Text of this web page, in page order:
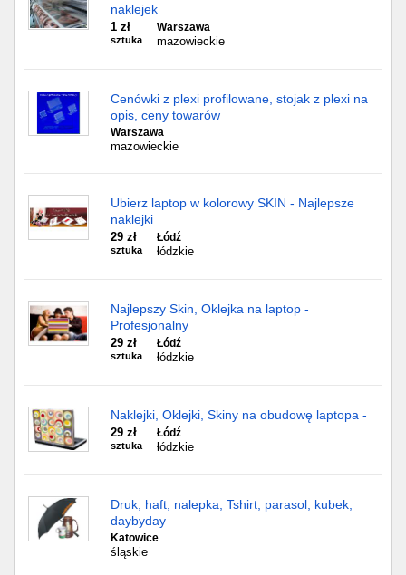
naklejek
1 zł
sztuka
Warszawa
mazowieckie
Cenówki z plexi profilowane, stojak z plexi na
opis, ceny towarów
Warszawa
mazowieckie
Ubierz laptop w kolorowy SKIN - Najlepsze
naklejki
29 zł
sztuka
Łódź
łódzkie
Najlepszy Skin, Oklejka na laptop -
Profesjonalny
29 zł
sztuka
Łódź
łódzkie
Naklejki, Oklejki, Skiny na obudowę laptopa -
29 zł
sztuka
Łódź
łódzkie
Druk, haft, nalepka, Tshirt, parasol, kubek,
daybyday
Katowice
śląskie